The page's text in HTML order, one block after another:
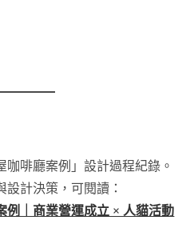
啡廳案例」設計過程紀錄。
計決策，可閱讀：
例｜商業營運成立 × 人貓活動